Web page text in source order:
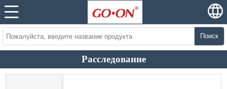
Поиск
Расследование